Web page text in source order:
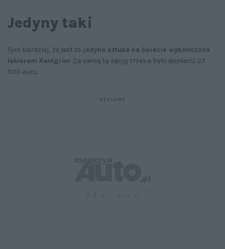
Jedyny taki
Tym bardziej, że jest to jedyna sztuka na świecie wykończona
lakierem Reingrün. Za samą tę opcję trzeba było dopłacić 27
500 euro.